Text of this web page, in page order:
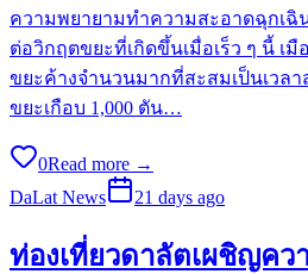
ความพยายามทำความสะอาดฉุกเฉิ
ต่อวิกฤตขยะที่เกิดขึ้นเมื่อเร็ว ๆ นี้ เ
ขยะค้างจำนวนมากที่สะสมเป็นเวล
ขยะเกือบ 1,000 ตัน…
0Read more →
DaLat News
21 days ago
ท่องเที่ยวดาลัตเผชิญค